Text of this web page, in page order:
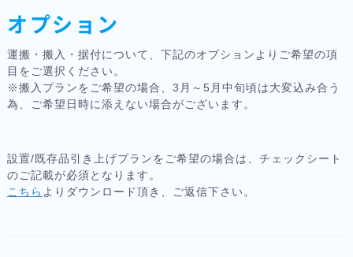
オプション
運搬・搬入・据付について、下記のオプションよりご希望の項
目をご選択ください。
※搬入プランをご希望の場合、3月～5月中旬頃は大変込み合う
為、ご希望日時に添えない場合がございます。
設置/既存品引き上げプランをご希望の場合は、チェックシート
のご記載が必須となります。
こちら よりダウンロード頂き、ご返信下さい。